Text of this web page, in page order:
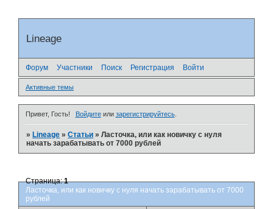
Lineage
Форум Участники Поиск Регистрация Войти
Активные темы
Привет, Гость! Войдитеили зарегистрируйтесь.
»Lineage »Статьи »Ласточка, или как новичку с нуля
начать зарабатывать от 7000 рублей
Ласточка, или как новичку с нуля начать зарабатывать от 7000
рублей
Страница:1